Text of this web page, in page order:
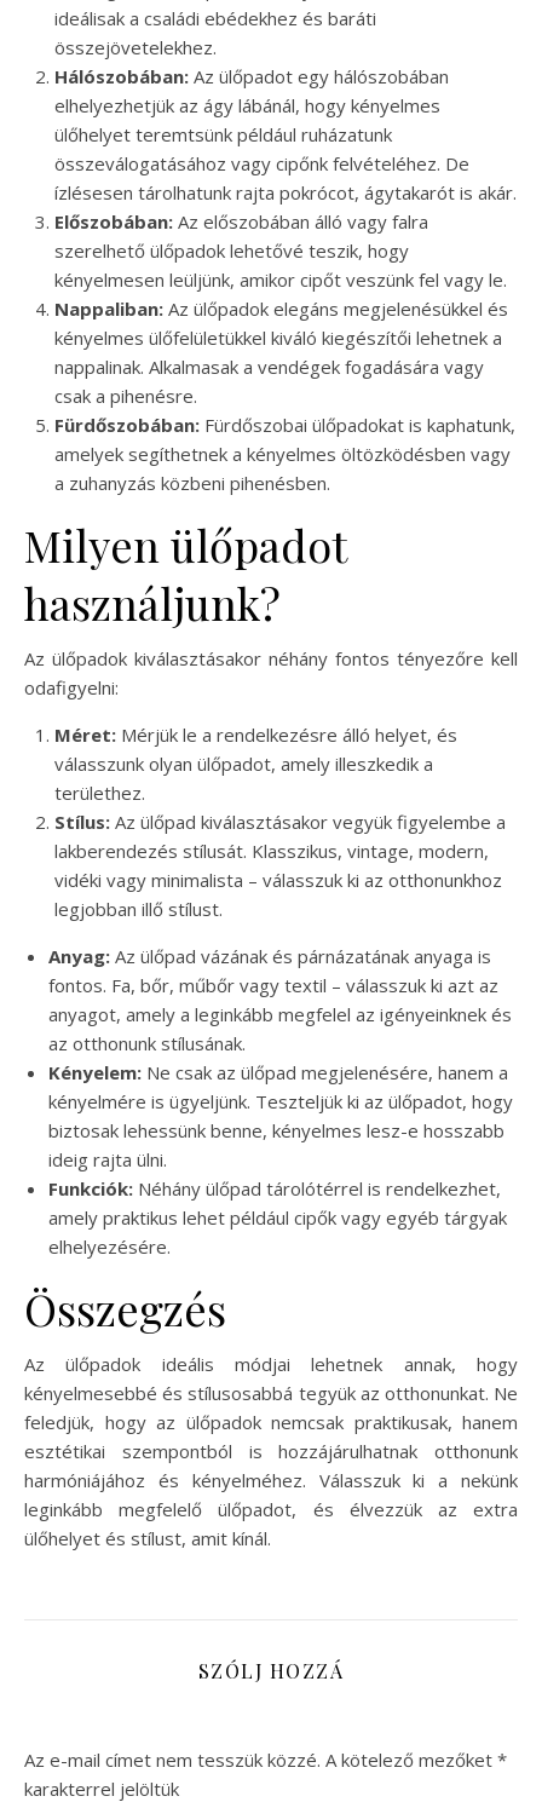
ideálisak a családi ebédekhez és baráti
összejövetelekhez.
Hálószobában: Az ülőpadot egy hálószobában
elhelyezhetjük az ágy lábánál, hogy kényelmes
ülőhelyet teremtsünk például ruházatunk
összeválogatásához vagy cipőnk felvételéhez. De
ízlésesen tárolhatunk rajta pokrócot, ágytakarót is akár.
Előszobában: Az előszobában álló vagy falra
szerelhető ülőpadok lehetővé teszik, hogy
kényelmesen leüljünk, amikor cipőt veszünk fel vagy le.
Nappaliban: Az ülőpadok elegáns megjelenésükkel és
kényelmes ülőfelületükkel kiváló kiegészítői lehetnek a
nappalinak. Alkalmasak a vendégek fogadására vagy
csak a pihenésre.
Fürdőszobában: Fürdőszobai ülőpadokat is kaphatunk,
amelyek segíthetnek a kényelmes öltözködésben vagy
a zuhanyzás közbeni pihenésben.
Milyen ülőpadot
használjunk?
Az ülőpadok kiválasztásakor néhány fontos tényezőre kell
odafigyelni:
Méret: Mérjük le a rendelkezésre álló helyet, és
válasszunk olyan ülőpadot, amely illeszkedik a
területhez.
Stílus: Az ülőpad kiválasztásakor vegyük figyelembe a
lakberendezés stílusát. Klasszikus, vintage, modern,
vidéki vagy minimalista – válasszuk ki az otthonunkhoz
legjobban illő stílust.
Anyag: Az ülőpad vázának és párnázatának anyaga is
fontos. Fa, bőr, műbőr vagy textil – válasszuk ki azt az
anyagot, amely a leginkább megfelel az igényeinknek és
az otthonunk stílusának.
Kényelem: Ne csak az ülőpad megjelenésére, hanem a
kényelmére is ügyeljünk. Teszteljük ki az ülőpadot, hogy
biztosak lehessünk benne, kényelmes lesz-e hosszabb
ideig rajta ülni.
Funkciók: Néhány ülőpad tárolótérrel is rendelkezhet,
amely praktikus lehet például cipők vagy egyéb tárgyak
elhelyezésére.
Összegzés
Az ülőpadok ideális módjai lehetnek annak, hogy
kényelmesebbé és stílusosabbá tegyük az otthonunkat. Ne
feledjük, hogy az ülőpadok nemcsak praktikusak, hanem
esztétikai szempontból is hozzájárulhatnak otthonunk
harmóniájához és kényelméhez. Válasszuk ki a nekünk
leginkább megfelelő ülőpadot, és élvezzük az extra
ülőhelyet és stílust, amit kínál.
SZÓLJ HOZZÁ
Az e-mail címet nem tesszük közzé. A kötelező mezőket *
karakterrel jelöltük